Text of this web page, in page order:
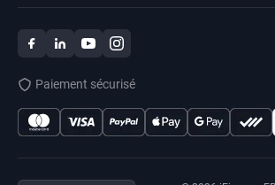
Paiement sécurisé